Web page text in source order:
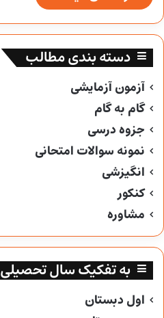
دسته بندی مطالب
آزمون آزمایشی
گام به گام
جزوه درسی
نمونه سوالات امتحانی
انگیزشی
کنکور
مشاوره
به تفکیک سال تحصیلی
اول دبستان